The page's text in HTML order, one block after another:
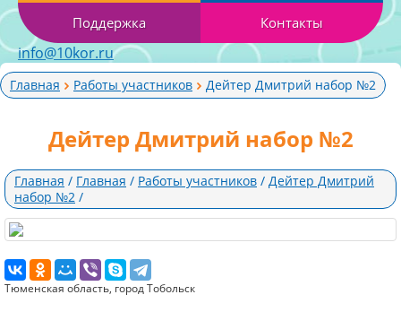
Поддержка Контакты
info@10kor.ru
Главная Работы участников Дейтер Дмитрий набор №2
Дейтер Дмитрий набор №2
Главная / Главная / Работы участников / Дейтер Дмитрий
набор №2 /
Тюменская область, город Тобольск